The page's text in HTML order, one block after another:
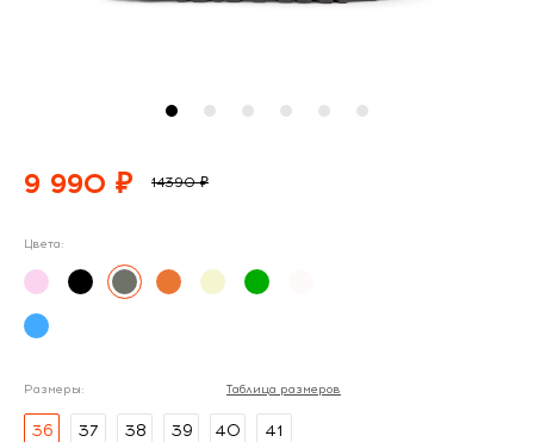
9 990 ₽ 14390 ₽
Цвета:
Размеры: Таблица размеров
36 37 38 39 40 41